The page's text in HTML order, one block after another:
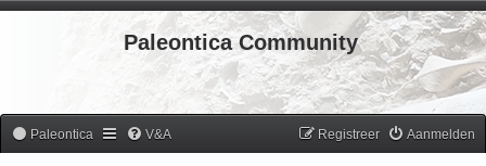
Paleontica Community
Paleontica V&A Aanmelden
Registreer